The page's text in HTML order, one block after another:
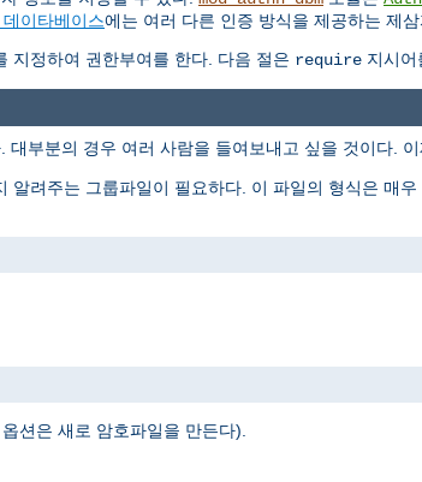
이타베이스에는 여러 다른 인증 방식을 제공하는 제
지정하여 권한부여를 한다. 다음 절은 require 지시어
대부분의 경우 여러 사람을 들여보내고 싶을 것이다. 이
려주는 그룹파일이 필요하다. 이 파일의 형식은 매
옵션은 새로 암호파일을 만든다).